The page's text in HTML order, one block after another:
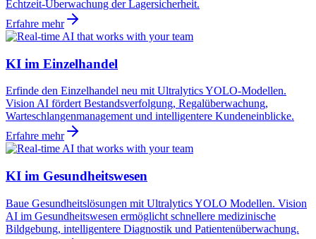
Echtzeit-Überwachung der Lagersicherheit.
Erfahre mehr
KI im Einzelhandel
Erfinde den Einzelhandel neu mit Ultralytics YOLO-Modellen.
Vision AI fördert Bestandsverfolgung, Regalüberwachung,
Warteschlangenmanagement und intelligentere Kundeneinblicke.
Erfahre mehr
KI im Gesundheitswesen
Baue Gesundheitslösungen mit Ultralytics YOLO Modellen. Vision
AI im Gesundheitswesen ermöglicht schnellere medizinische
Bildgebung, intelligentere Diagnostik und Patientenüberwachung.